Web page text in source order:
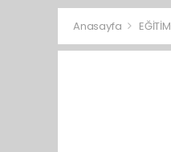
Anasayfa EĞİTİM